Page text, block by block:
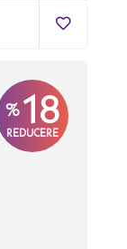
%18
REDUCERE